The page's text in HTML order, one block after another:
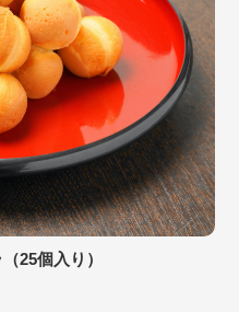
25個入り）